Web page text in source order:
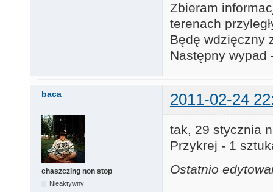
Zbieram
terenach
Będę wdzięczny
Następny wypad
baca 2011-02-24
chaszczing non stop
Nieaktywny
tak, 29 stycznia
Przykrej - 1
Ostatnio